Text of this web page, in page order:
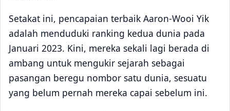
Setakat ini, pencapaian terbaik Aaron-Wooi Yik
adalah menduduki ranking kedua dunia pada
Januari 2023. Kini, mereka sekali lagi berada di
ambang untuk mengukir sejarah sebagai
pasangan beregu nombor satu dunia, sesuatu
yang belum pernah mereka capai sebelum ini.